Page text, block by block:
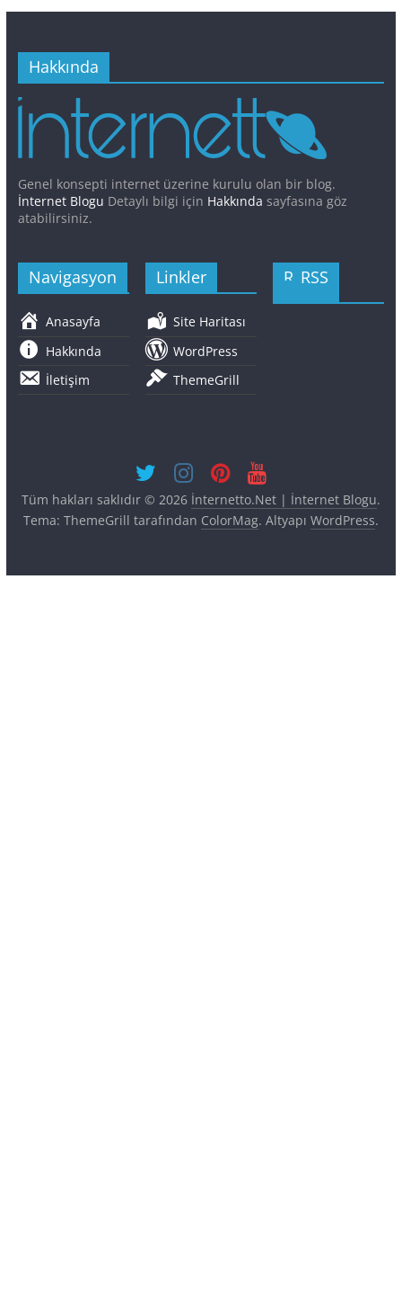
Hakkında
Genel konsepti internet üzerine kurulu olan bir blog.
İnternet Blogu Detaylı bilgi için Hakkında sayfasına göz
atabilirsiniz.
Navigasyon
Anasayfa
Hakkında
İletişim
Linkler
Site Haritası
WordPress
ThemeGrill
RSS
Tüm hakları saklıdır © 2026 İnternetto.Net | İnternet Blogu.
Tema: ThemeGrill tarafından ColorMag. Altyapı WordPress.